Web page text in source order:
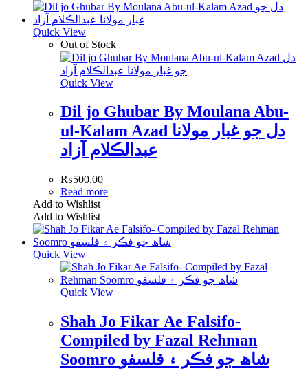
Quick View
Out of Stock
Quick View
Dil jo Ghubar By Moulana Abu-
ul-Kalam Azad دل جو غبار مولانا
عبدالڪلام آزاد
₨500.00
Read more
Add to Wishlist
Add to Wishlist
Quick View
Quick View
Shah Jo Fikar Ae Falsifo-
Compiled by Fazal Rehman
Soomro شاھ جو فڪر ۽ فلسفو